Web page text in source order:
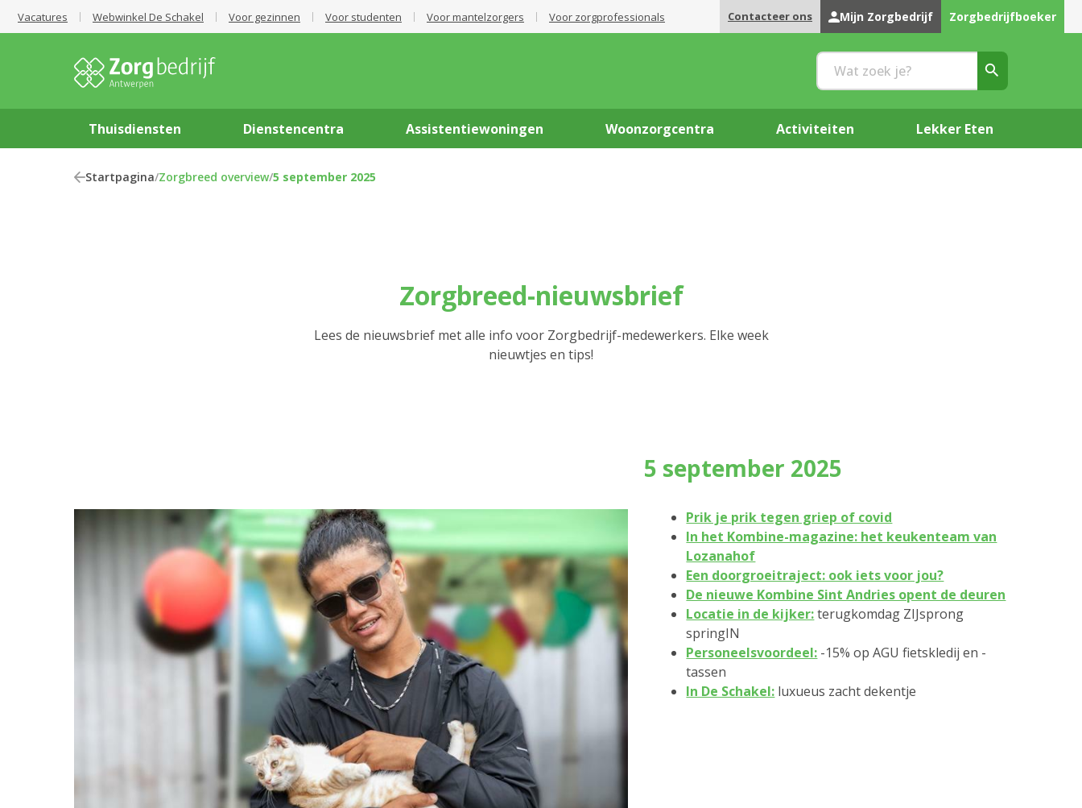
Vacatures Webwinkel De Schakel Voor gezinnen Voor studenten Voor mantelzorgers Voor zorgprofessionals Contacteer ons Mijn Zorgbedrijf Zorgbedrijfboeker
Thuisdiensten Dienstencentra Assistentiewoningen Woonzorgcentra Activiteiten Lekker Eten
Startpagina/Zorgbreed overview/5 september 2025
Zorgbreed-nieuwsbrief
Lees de nieuwsbrief met alle info voor Zorgbedrijf-medewerkers. Elke week
nieuwtjes en tips!
5 september 2025
Prik je prik tegen griep of covid
In het Kombine-magazine: het keukenteam van
Lozanahof
Een doorgroeitraject: ook iets voor jou?
De nieuwe Kombine Sint Andries opent de deuren
Locatie in de kijker:terugkomdag ZIJsprong
springIN
Personeelsvoordeel: -15% op AGU fietskledij en -
tassen
In De Schakel: luxueus zacht dekentje